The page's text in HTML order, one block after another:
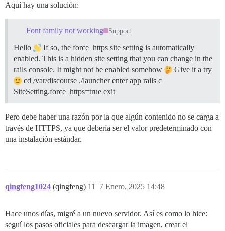
Aquí hay una solución:
Font family not working Support
Hello
If so, the force_https site setting is automatically
enabled. This is a hidden site setting that you can change in the
rails console. It might not be enabled somehow
Give it a try
cd /var/discourse ./launcher enter app rails c
SiteSetting.force_https=true exit
Pero debe haber una razón por la que algún contenido no se carga a
través de HTTPS, ya que debería ser el valor predeterminado con
una instalación estándar.
qingfeng1024 (qingfeng) 7 Enero, 2025 14:48
11
Hace unos días, migré a un nuevo servidor. Así es como lo hice:
seguí los pasos oficiales para descargar la imagen, crear el